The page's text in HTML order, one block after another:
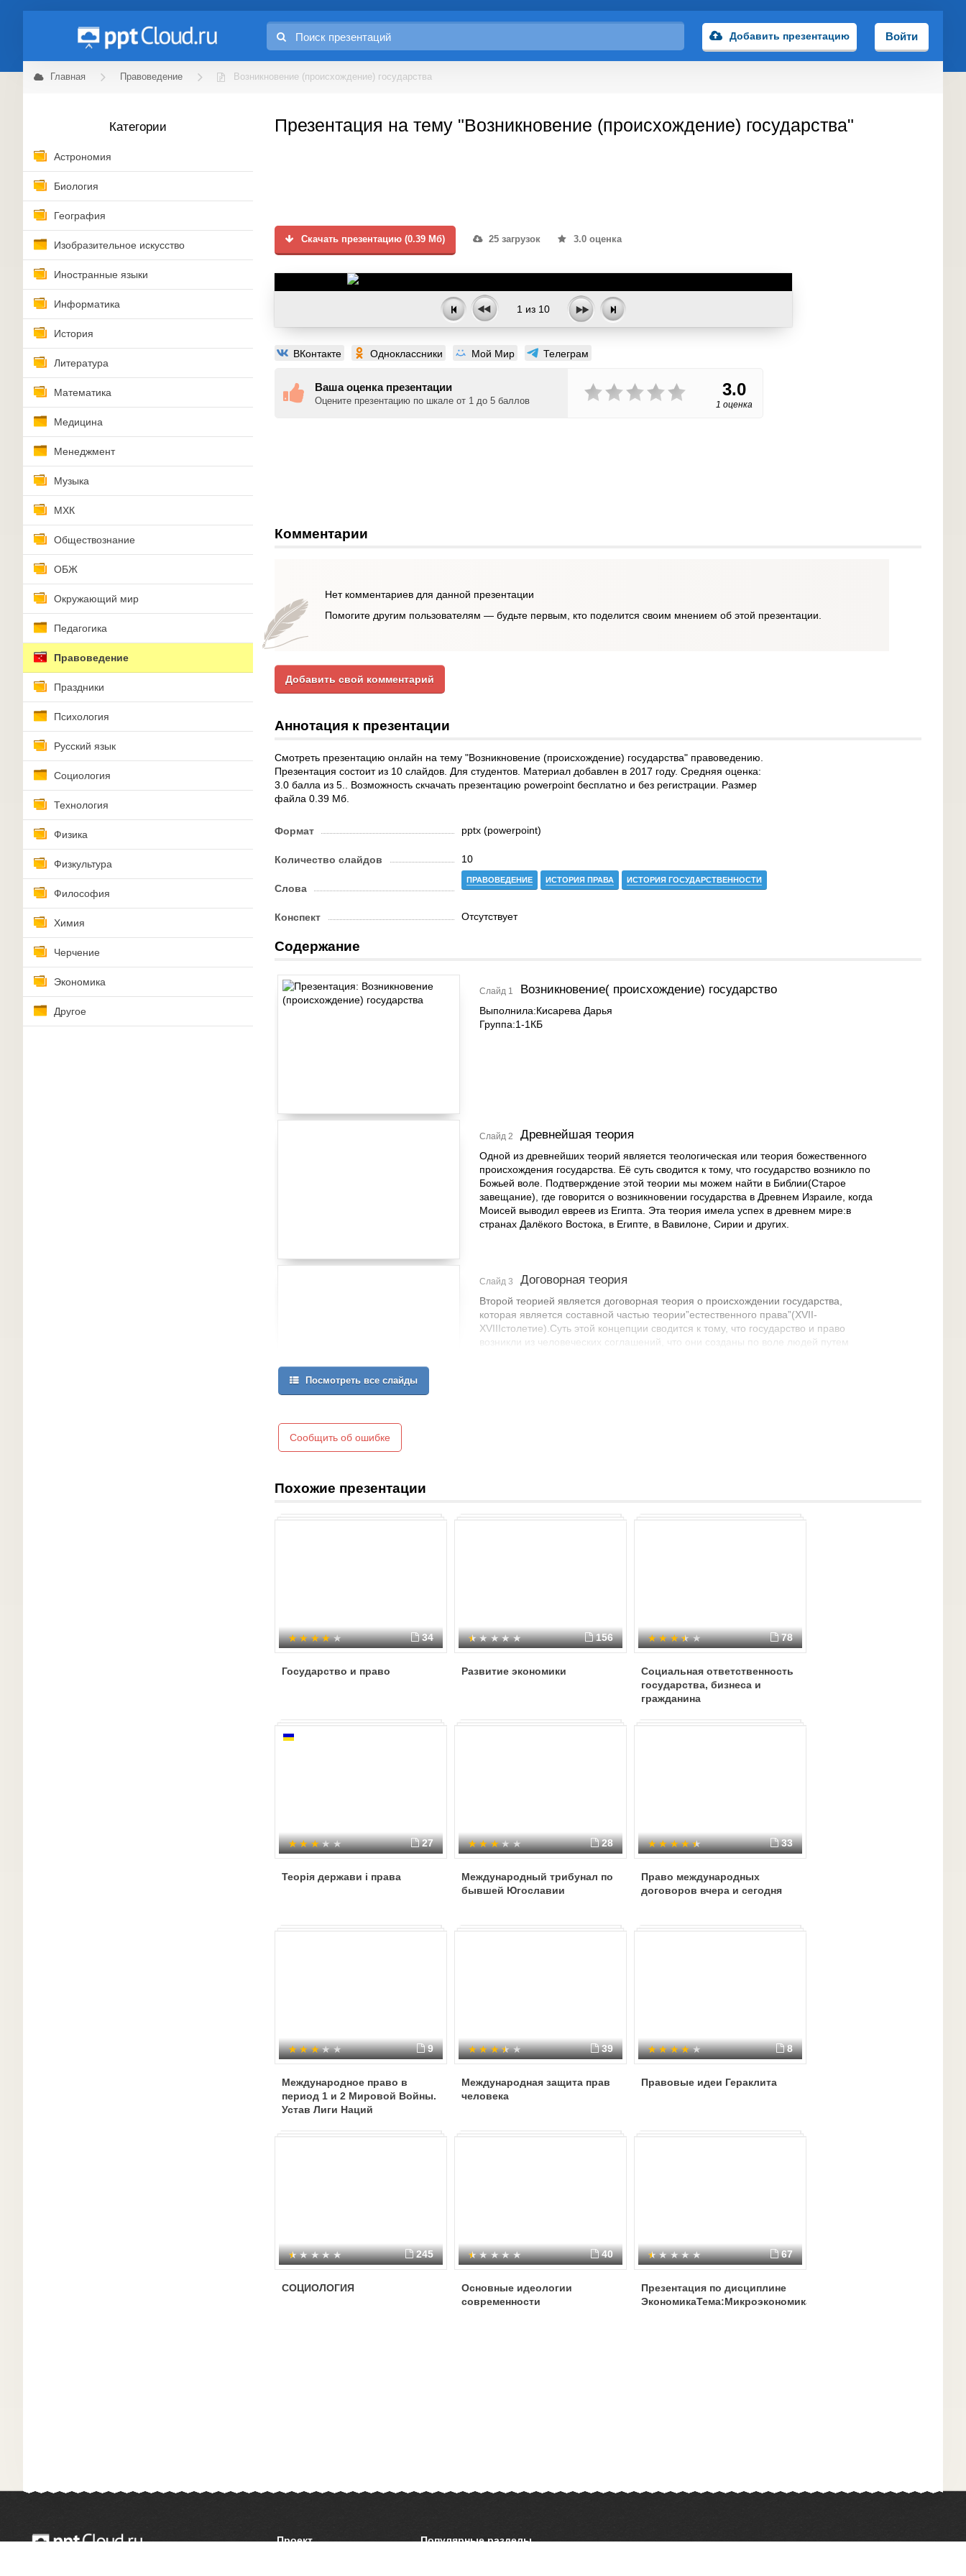
Добавить презентацию Войти
Главная Правоведение Возникновение (происхождение) государства
Категории
Астрономия
Биология
География
Изобразительное искусство
Иностранные языки
Информатика
История
Литература
Математика
Медицина
Менеджмент
Музыка
МХК
Обществознание
ОБЖ
Окружающий мир
Педагогика
Правоведение
Праздники
Психология
Русский язык
Социология
Технология
Физика
Физкультура
Философия
Химия
Черчение
Экономика
Другое
Презентация на тему "Возникновение (происхождение) государства"
Скачать презентацию (0.39 Мб) 25 загрузок 3.0 оценка
1 из 10
ВКонтакте Одноклассники Мой Мир Телеграм
Ваша оценка презентации
Оцените презентацию по шкале от 1 до 5 баллов
3.0
1 оценка
Комментарии
Нет комментариев для данной презентации
Помогите другим пользователям — будьте первым, кто поделится своим мнением об этой презентации.
Добавить свой комментарий
Аннотация к презентации
Смотреть презентацию онлайн на тему "Возникновение (происхождение) государства" правоведению.
Презентация состоит из 10 слайдов. Для студентов. Материал добавлен в 2017 году. Средняя оценка:
3.0 балла из 5.. Возможность скчачать презентацию powerpoint бесплатно и без регистрации. Размер
файла 0.39 Мб.
Формат pptx (powerpoint)
Количество слайдов 10
Слова
ПРАВОВЕДЕНИЕ ИСТОРИЯ ПРАВА ИСТОРИЯ ГОСУДАРСТВЕННОСТИ
Конспект Отсутствует
Содержание
Слайд 1 Возникновение( происхождение) государство
Выполнила:Кисарева Дарья
Группа:1-1КБ
Слайд 2 Древнейшая теория
Одной из древнейших теорий является теологическая или теория божественного
происхождения государства. Её суть сводится к тому, что государство возникло по
Божьей воле. Подтверждение этой теории мы можем найти в Библии(Старое
завещание), где говорится о возникновении государства в Древнем Израиле, когда
Моисей выводил евреев из Египта. Эта теория имела успех в древнем мире:в
странах Далёкого Востока, в Египте, в Вавилоне, Сирии и других.
Слайд 3 Договорная теория
Второй теорией является договорная теория о происхождении государства,
которая является составной частью теории”естественного права”(XVII-
XVIIIстолетие).Суть этой концепции сводится к тому, что государство и право
возникли из человеческих соглашений, что они созданы по воле людей путем
Посмотреть все слайды
Сообщить об ошибке
Похожие презентации
34
Государство и право
156
Развитие экономики
78
Социальная ответственность
государства, бизнеса и
гражданина
27
Теорія держави і права
28
Международный трибунал по
бывшей Югославии
33
Право международных
договоров вчера и сегодня
9
Международное право в
период 1 и 2 Мировой Войны.
Устав Лиги Наций
39
Международная защита прав
человека
8
Правовые идеи Гераклита
245
СОЦИОЛОГИЯ
40
Основные идеологии
современности
67
Презентация по дисциплине
ЭкономикаТема:Микроэкономика
Проект
Популярные разделы